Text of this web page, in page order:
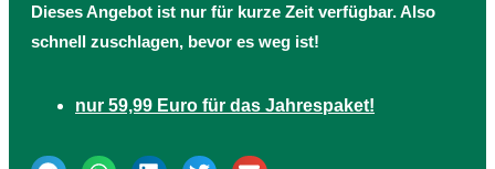
Dieses Angebot ist nur für kurze Zeit verfügbar. Also
schnell zuschlagen, bevor es weg ist!
nur 59,99 Euro für das Jahrespaket!